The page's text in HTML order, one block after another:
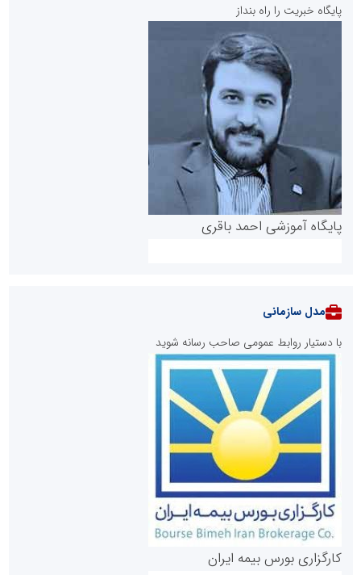
پایگاه خبریت را راه بنداز
پایگاه آموزشی احمد باقری
روابط عمومی خبرگزاری گزارش خبر
مدل سازمانی
با دستیار روابط عمومی صاحب رسانه شوید
کارگزاری بورس بیمه ایران